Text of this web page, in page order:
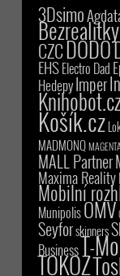
3Dsimo
CZCDODO
EHSElectro Dad
HedepyImper
Košík.cz
MADMONQ
MALL Partner
Maxima Reality
Mobilní
MunipolisOMV
Seyforskinners
BusinessT-
TOKOZ